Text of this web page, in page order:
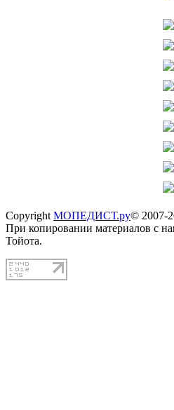
Copyright МОПЕДИСТ.ру© 2007-
При копировании материалов с
Тойота.